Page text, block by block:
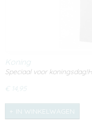
Koning
Speciaal voor
€ 14,95
IN WINKELWAGEN